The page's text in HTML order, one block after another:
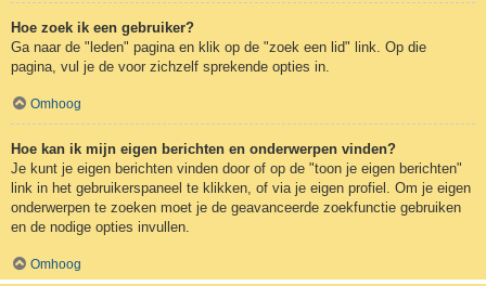
Hoe zoek ik een gebruiker?
Ga naar de "leden" pagina en klik op de "zoek een lid" link. Op die
pagina, vul je de voor zichzelf sprekende opties in.
Omhoog
Hoe kan ik mijn eigen berichten en onderwerpen vinden?
Je kunt je eigen berichten vinden door of op de "toon je eigen berichten"
link in het gebruikerspaneel te klikken, of via je eigen profiel. Om je eigen
onderwerpen te zoeken moet je de geavanceerde zoekfunctie gebruiken
en de nodige opties invullen.
Omhoog